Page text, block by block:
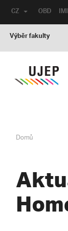
OBD
CZ
Výběr fakulty
Domů